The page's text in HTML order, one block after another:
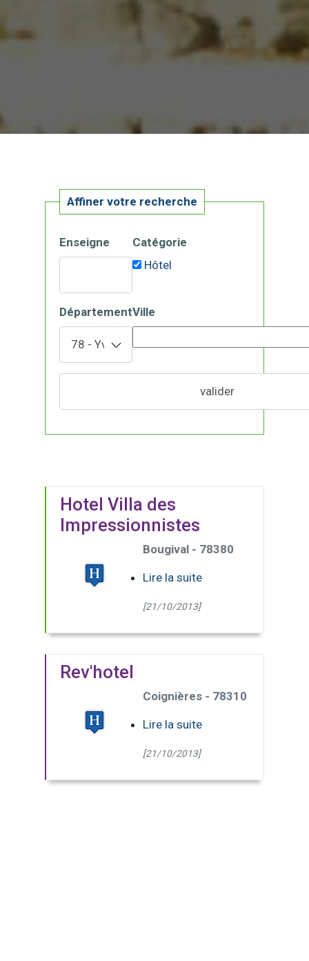
Affiner votre recherche
Enseigne
Catégorie
Hôtel
DépartementVille
Hotel Villa des
Impressionnistes
Bougival - 78380
Lire la suite
[21/10/2013]
Rev'hotel
Coignières - 78310
Lire la suite
[21/10/2013]